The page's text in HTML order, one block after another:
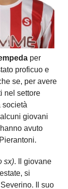
per
proficuo e
se, per avere
nel settore
società
giovani
avuto
sx). Il giovane
si
Il suo